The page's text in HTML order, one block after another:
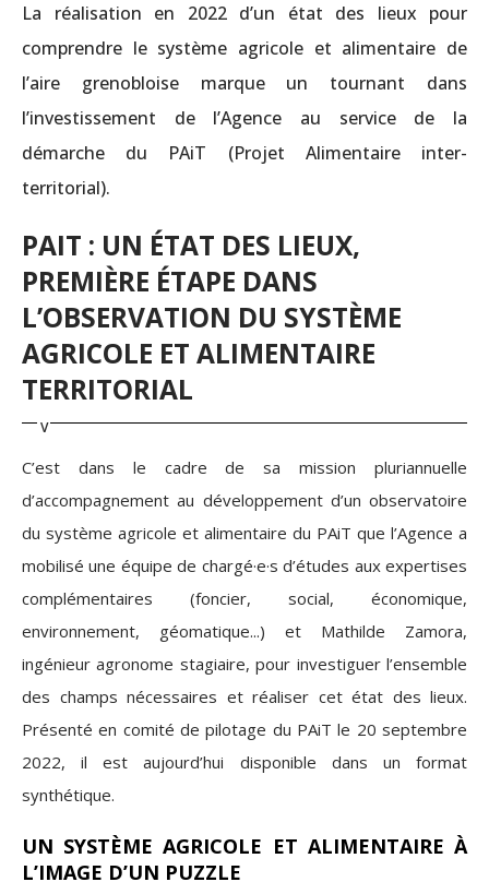
La réalisation en 2022 d’un état des lieux pour
comprendre le système agricole et alimentaire de
l’aire grenobloise marque un tournant dans
l’investissement de l’Agence au service de la
démarche du PAiT (Projet Alimentaire inter-
territorial).
PAIT : UN ÉTAT DES LIEUX,
PREMIÈRE ÉTAPE DANS
L’OBSERVATION DU SYSTÈME
AGRICOLE ET ALIMENTAIRE
TERRITORIAL
C’est dans le cadre de sa mission pluriannuelle
d’accompagnement au développement d’un observatoire
du système agricole et alimentaire du PAiT que l’Agence a
mobilisé une équipe de chargé·e·s d’études aux expertises
complémentaires (foncier, social, économique,
environnement, géomatique...) et Mathilde Zamora,
ingénieur agronome stagiaire, pour investiguer l’ensemble
des champs nécessaires et réaliser cet état des lieux.
Présenté en comité de pilotage du PAiT le 20 septembre
2022, il est aujourd’hui disponible dans un format
synthétique.
UN SYSTÈME AGRICOLE ET ALIMENTAIRE À
L’IMAGE D’UN PUZZLE